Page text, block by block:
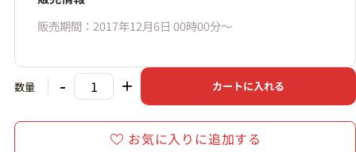
販売期間：2017年12月6日 00時00分〜
数量 - + カートに入れる
お気に入りに追加する